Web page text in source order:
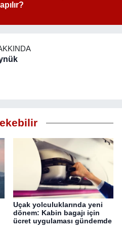
Uçak yolculuklarında yeni
dönem: Kabin bagajı için
ücret uygulaması gündemde